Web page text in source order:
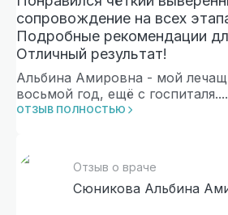
сопровождение на всех
Подробные рекомендации
Отличный результат!
Альбина Амировна - мой
восьмой год, ещё с госпиталя....
ОТЗЫВ ПОЛНОСТЬЮ
Отзыв о враче
Сюникова Альбина